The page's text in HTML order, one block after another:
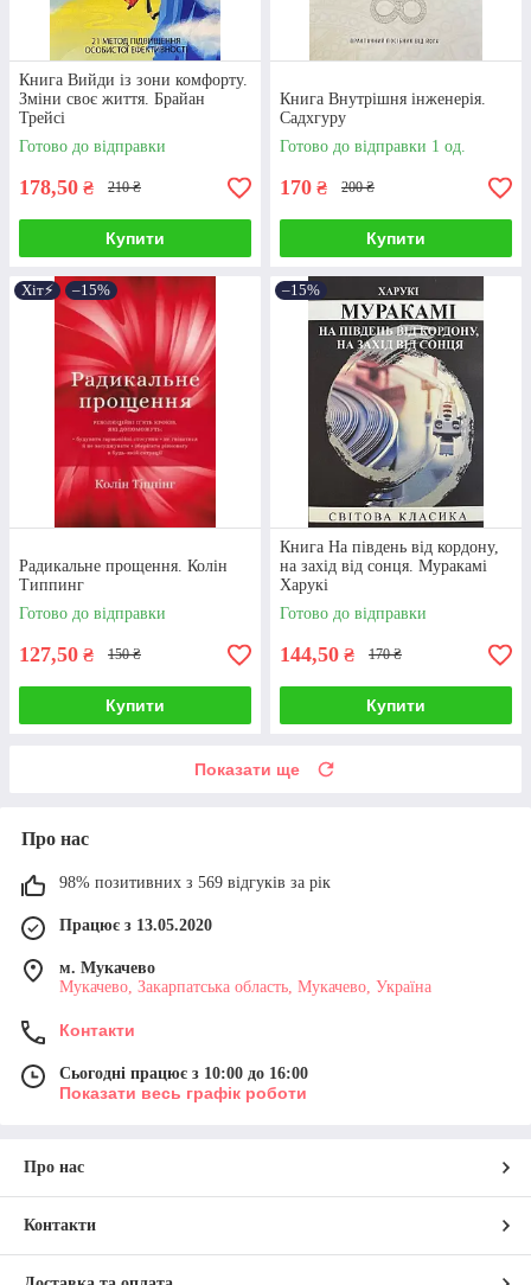
Книга Вийди із зони комфорту.
Зміни своє життя. Брайан
Трейсі
Готово до відправки
178,50 ₴ 210 ₴
Купити
Книга Внутрішня інженерія.
Садхгуру
Готово до відправки 1 од.
170 ₴ 200 ₴
Купити
Хіт⚡️ –15%
Радикальне прощення. Колін
Типпинг
Готово до відправки
127,50 ₴ 150 ₴
Купити
–15%
Книга На південь від кордону,
на захід від сонця. Муракамі
Харукі
Готово до відправки
144,50 ₴ 170 ₴
Купити
Показати ще
Про нас
98% позитивних з 569 відгуків за рік
Працює з 13.05.2020
м. Мукачево
Мукачево, Закарпатська область, Мукачево, Україна
Контакти
Сьогодні працює з 10:00 до 16:00
Показати весь графік роботи
Про нас
Контакти